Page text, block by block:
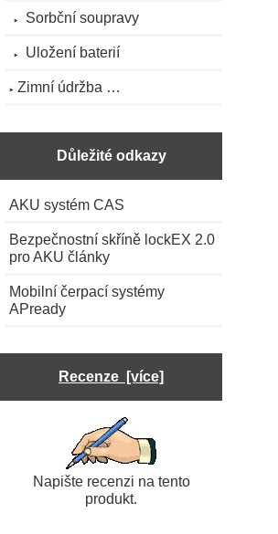
Sorbční soupravy
Uložení baterií
Zimní údržba …
Důležité odkazy
AKU systém CAS
Bezpečnostní skříně lockEX 2.0
pro AKU články
Mobilní čerpací systémy
APready
Recenze [více]
Napište recenzi na tento
produkt.